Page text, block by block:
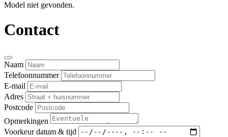
Model niet gevonden.
Contact
Naam
Telefoonnummer
E-mail
Adres
Postcode
Opmerkingen
Voorkeur datum & tijd